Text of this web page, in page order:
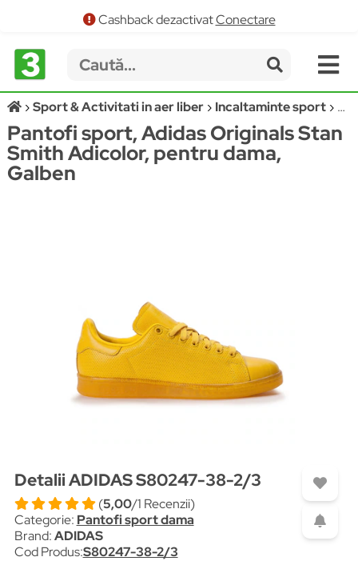
Cashback dezactivatConectare
Sport & Activitati in aer liber Incaltaminte sport
Pantofi sport, Adidas Originals Stan
Smith Adicolor, pentru dama,
Galben
Detalii ADIDAS S80247-38-2/3
(5,00/1 Recenzii)
Categorie: Pantofi sport dama
Brand:ADIDAS
Cod Produs:S80247-38-2/3